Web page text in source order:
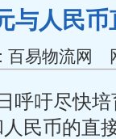
与人民
易物流网
呼吁尽快
民币的直